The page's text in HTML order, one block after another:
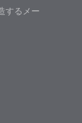
するメー